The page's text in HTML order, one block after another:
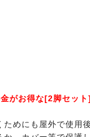
がお得な[2脚セット
めにも屋外で使用